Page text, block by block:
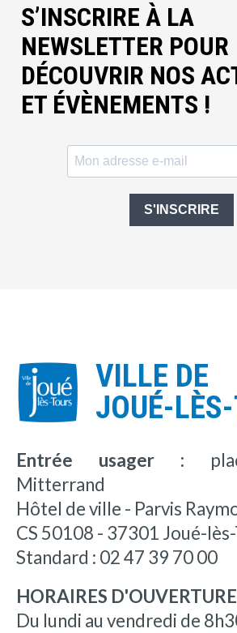
S’INSCRIRE À LA
NEWSLETTER POUR
DÉCOUVRIR NOS
ET ÉVÈNEMENTS !
S'INSCRIRE
VILLE DE
JOUÉ-
Entrée usager :
Mitterrand
Hôtel de ville - Parvis
CS 50108 - 37301 Joué-
Standard : 02 47 39 70 00
HORAIRES
Du lundi au vendredi de